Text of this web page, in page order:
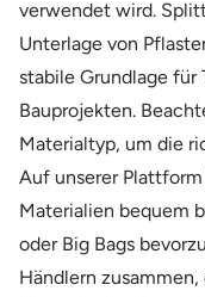
verwendet wird.
Unterlage von
stabile Grundlage für
Bauprojekten.
Materialtyp, um die
Auf unserer
Materialien bequem
oder Big Bags
Händlern